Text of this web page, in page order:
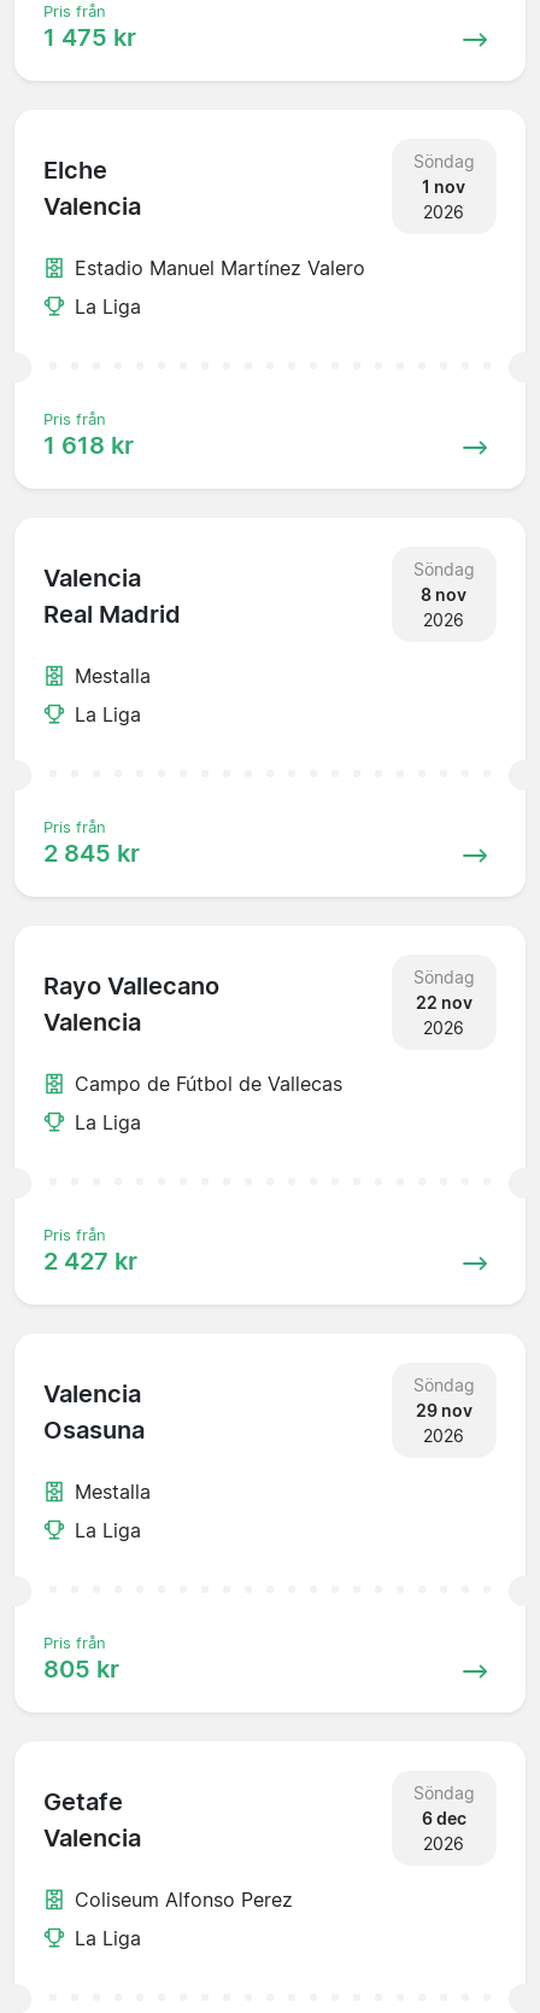
Pris från
1 475 kr
Elche
Valencia
Söndag
1 nov
2026
Estadio Manuel Martínez Valero
La Liga
Pris från
1 618 kr
Valencia
Real Madrid
Söndag
8 nov
2026
Mestalla
La Liga
Pris från
2 845 kr
Rayo Vallecano
Valencia
Söndag
22 nov
2026
Campo de Fútbol de Vallecas
La Liga
Pris från
2 427 kr
Valencia
Osasuna
Söndag
29 nov
2026
Mestalla
La Liga
Pris från
805 kr
Getafe
Valencia
Söndag
6 dec
2026
Coliseum Alfonso Perez
La Liga